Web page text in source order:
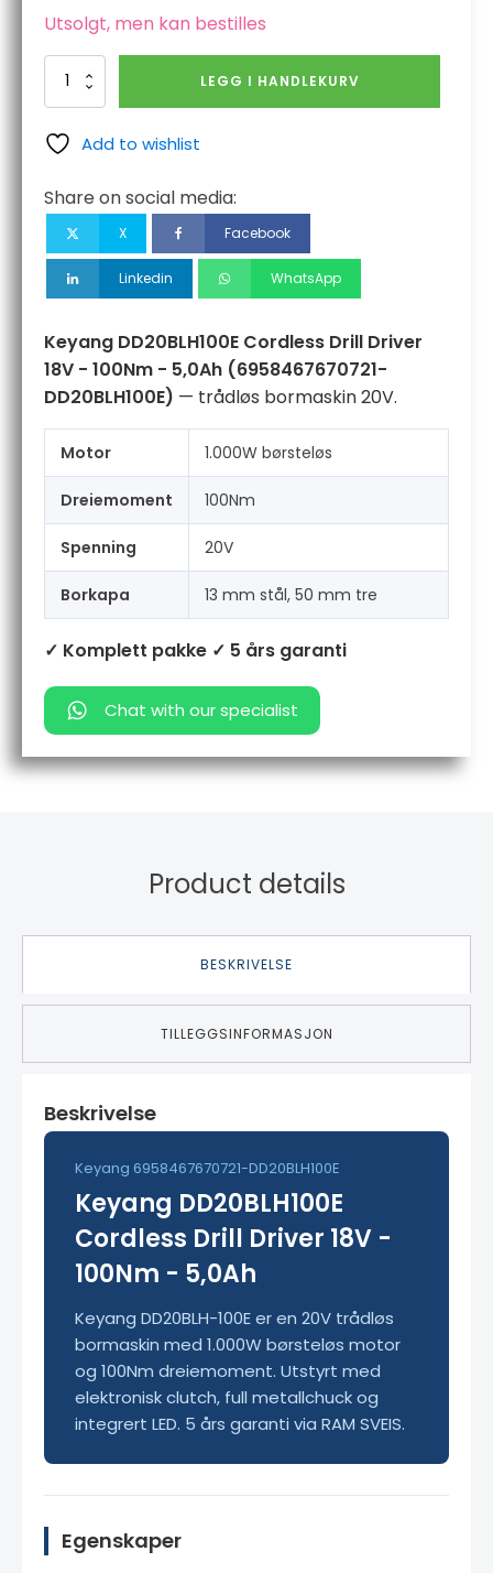
Utsolgt, men kan bestilles
Keyang
DD20BLH100E
Drill
Driver
-
5,0Ah
antall
LEGG I HANDLEKURV
Add to wishlist
Share on social media:
X Facebook
Linkedin WhatsApp
Keyang DD20BLH100E Cordless Drill Driver
18V - 100Nm - 5,0Ah (6958467670721-
DD20BLH100E) — trådløs bormaskin 20V.
Motor 1.000W børsteløs
Dreiemoment 100Nm
Spenning 20V
Borkapa 13 mm stål, 50 mm tre
✓ Komplett pakke ✓ 5 års garanti
Chat with our specialist
Product details
BESKRIVELSE
TILLEGGSINFORMASJON
Beskrivelse
Keyang 6958467670721-DD20BLH100E
Keyang DD20BLH100E
Cordless Drill Driver 18V -
100Nm - 5,0Ah
Keyang DD20BLH-100E er en 20V trådløs
bormaskin med 1.000W børsteløs motor
og 100Nm dreiemoment. Utstyrt med
elektronisk clutch, full metallchuck og
integrert LED. 5 års garanti via RAM SVEIS.
Egenskaper